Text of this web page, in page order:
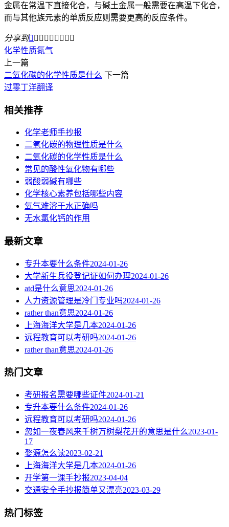
金属在常温下直接化合，与碱土金属一般需要在高温下化合，
而与其他族元素的单质反应则需要更高的反应条件。
分享到        
化学性质氮气
上一篇
二氧化碳的化学性质是什么 下一篇
过零丁洋翻译
相关推荐
化学老师手抄报
二氧化碳的物理性质是什么
二氧化碳的化学性质是什么
常见的酸性氧化物有哪些
弱酸弱碱有哪些
化学核心素养包括哪些内容
氧气难溶于水正确吗
无水氯化钙的作用
最新文章
专升本要什么条件2024-01-26
大学新生兵役登记证如何办理2024-01-26
atd是什么意思2024-01-26
人力资源管理是冷门专业吗2024-01-26
rather than意思2024-01-26
上海海洋大学是几本2024-01-26
远程教育可以考研吗2024-01-26
rather than意思2024-01-26
热门文章
考研报名需要哪些证件2024-01-21
专升本要什么条件2024-01-26
远程教育可以考研吗2024-01-26
忽如一夜春风来千树万树梨花开的意思是什么2023-01-
17
婺源怎么读2023-02-21
上海海洋大学是几本2024-01-26
开学第一课手抄报2023-04-04
交通安全手抄报简单又漂亮2023-03-29
热门标签